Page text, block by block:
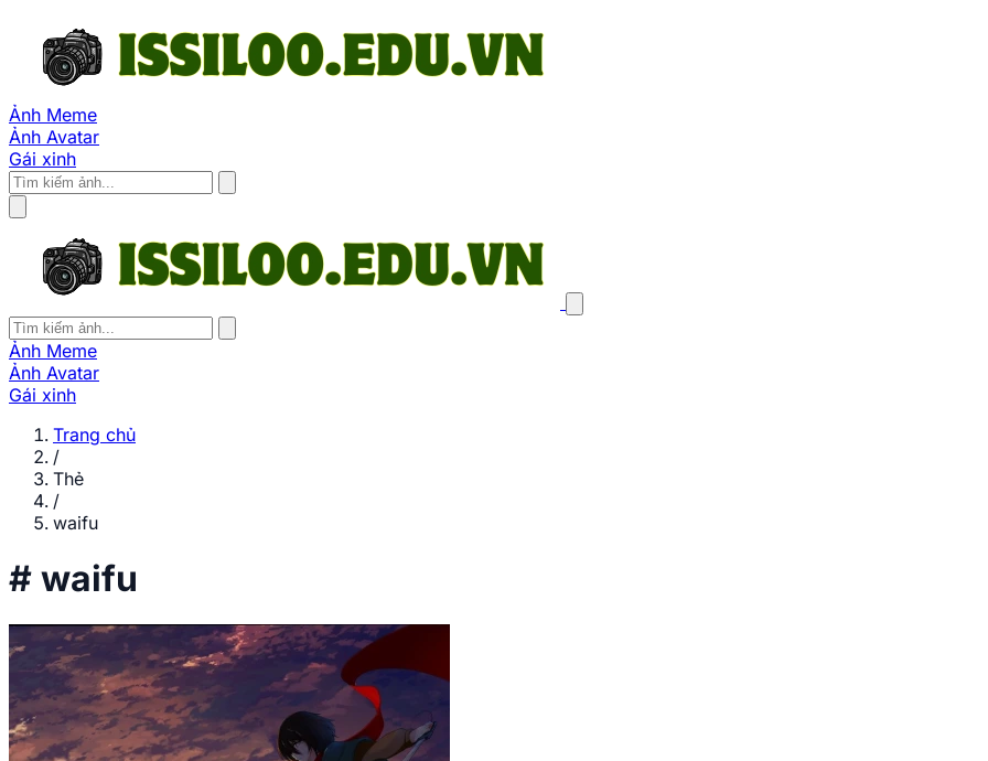
Ảnh Meme
Ảnh Avatar
Gái xinh
Ảnh Meme
Ảnh Avatar
Gái xinh
Trang chủ
/
Thẻ
/
waifu
# waifu